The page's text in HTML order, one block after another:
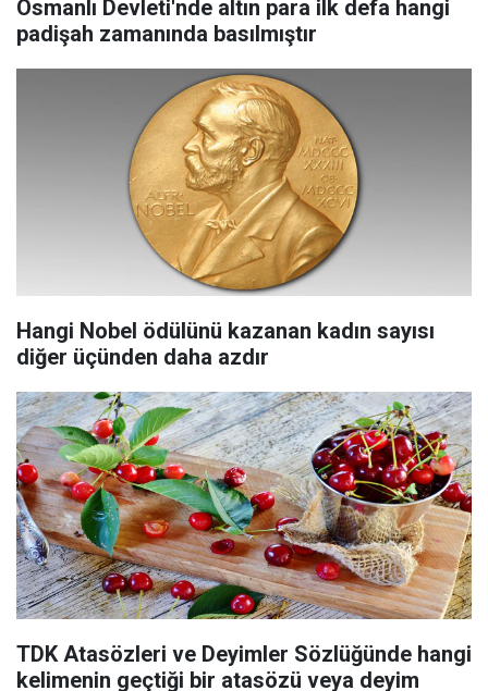
Osmanlı Devleti'nde altın para ilk defa hangi
padişah zamanında basılmıştır
Hangi Nobel ödülünü kazanan kadın sayısı
diğer üçünden daha azdır
TDK Atasözleri ve Deyimler Sözlüğünde hangi
kelimenin geçtiği bir atasözü veya deyim